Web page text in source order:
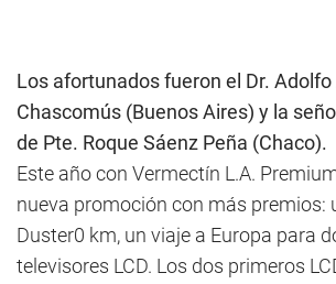
Los afortunados fueron el Dr. Adolfo
Chascomús (Buenos Aires) y la
de Pte. Roque Sáenz Peña (Chaco).
Este año con Vermectín L.A.
nueva promoción con más premios:
Duster0 km, un viaje a Europa para
televisores LCD. Los dos primeros